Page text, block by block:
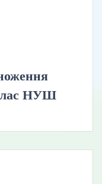
НУШ